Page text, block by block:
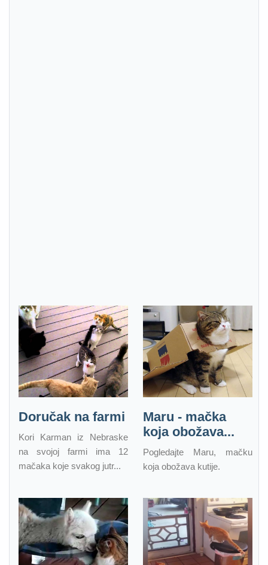
Doručak na farmi
Kori Karman iz Nebraske
na svojoj farmi ima 12
mačaka koje svakog jutr...
Maru - mačka
koja obožava...
Pogledajte Maru, mačku
koja obožava kutije.